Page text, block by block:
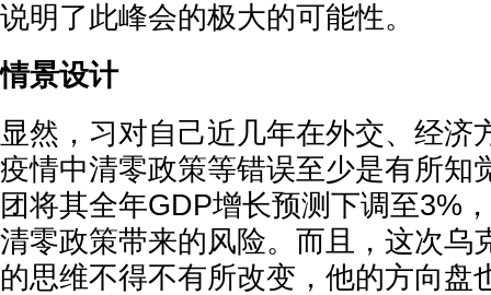
说明了此峰会的极大的可能性。
情景设计
显然，习对自己近几年在外交、经济
疫情中清零政策等错误至少是有所知
团将其全年GDP增长预测下调至3%
清零政策带来的风险。而且，这次乌
的思维不得不有所改变，他的方向盘